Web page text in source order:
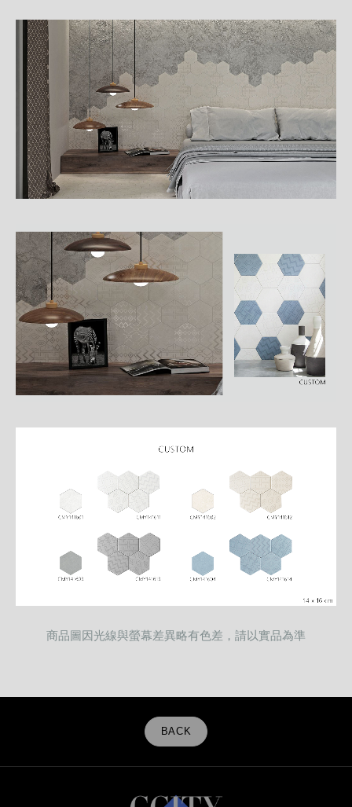
商品圖因光線與螢幕差異略有色差，請以實品為準
BACK